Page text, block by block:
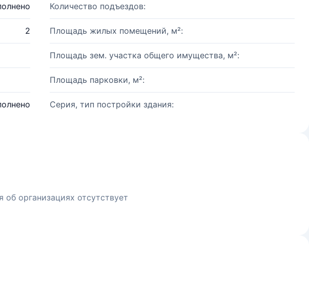
Количество подъездов:
2 Площадь жилых помещений, м²:
Площадь зем. участка общего имущества, м²:
Площадь парковки, м²:
Серия, тип постройки здания:
организациях отсутствует